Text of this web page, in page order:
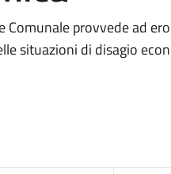
Comunale provvede ad
situazioni di disagio